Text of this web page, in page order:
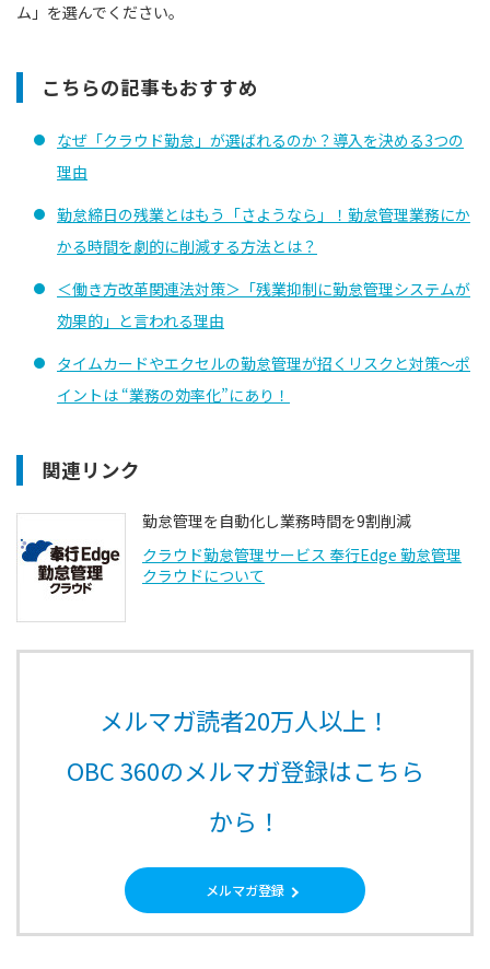
ム」を選んでください。
こちらの記事もおすすめ
なぜ「クラウド勤怠」が選ばれるのか？導入を決める3つの
理由
勤怠締日の残業とはもう「さようなら」！勤怠管理業務にか
かる時間を劇的に削減する方法とは？
＜働き方改革関連法対策＞「残業抑制に勤怠管理システムが
効果的」と言われる理由
タイムカードやエクセルの勤怠管理が招くリスクと対策〜ポ
イントは “業務の効率化”にあり！
関連リンク
勤怠管理を自動化し業務時間を9割削減
クラウド勤怠管理サービス 奉行Edge 勤怠管理
クラウドについて
メルマガ読者20万人以上！
OBC 360のメルマガ登録はこちら
から！
メルマガ登録